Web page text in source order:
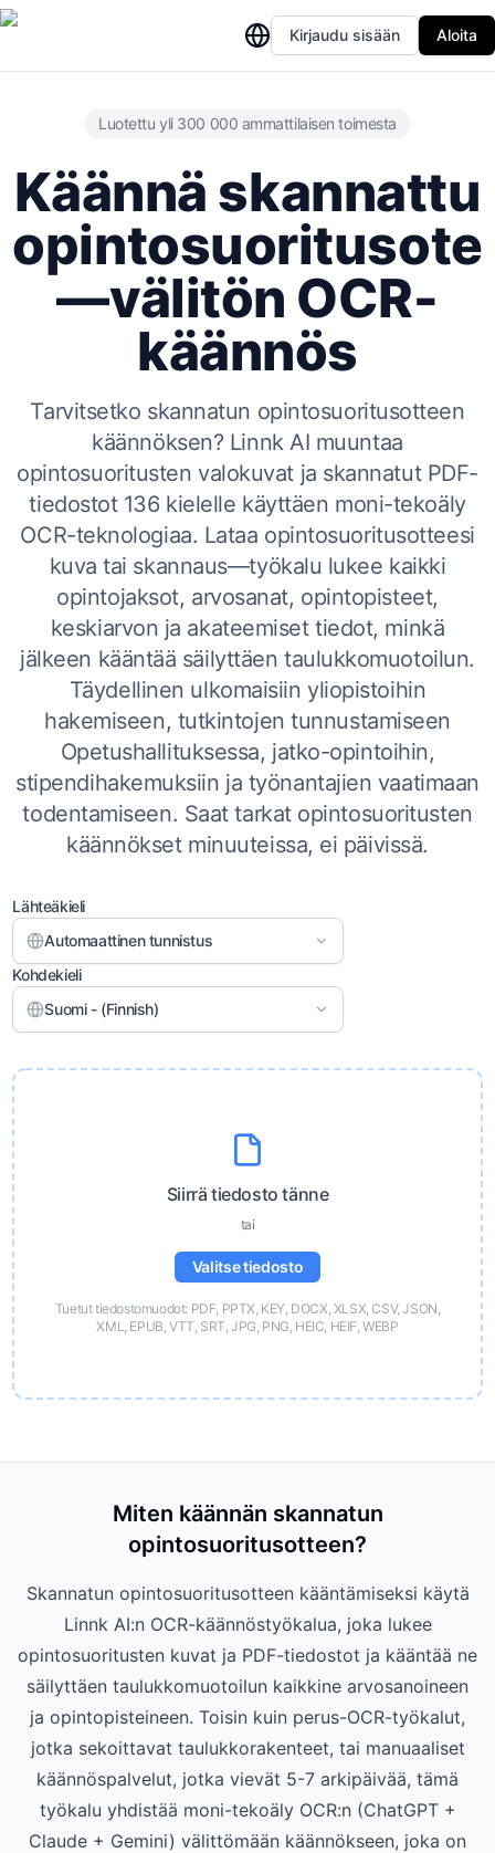
Kirjaudu sisään Aloita
Luotettu yli 300 000 ammattilaisen toimesta
Käännä skannattu
opintosuoritusote
—välitön OCR-
käännös
Tarvitsetko skannatun opintosuoritusotteen
käännöksen? Linnk AI muuntaa
opintosuoritusten valokuvat ja skannatut PDF-
tiedostot 136 kielelle käyttäen moni-tekoäly
OCR-teknologiaa. Lataa opintosuoritusotteesi
kuva tai skannaus—työkalu lukee kaikki
opintojaksot, arvosanat, opintopisteet,
keskiarvon ja akateemiset tiedot, minkä
jälkeen kääntää säilyttäen taulukkomuotoilun.
Täydellinen ulkomaisiin yliopistoihin
hakemiseen, tutkintojen tunnustamiseen
Opetushallituksessa, jatko-opintoihin,
stipendihakemuksiin ja työnantajien vaatimaan
todentamiseen. Saat tarkat opintosuoritusten
käännökset minuuteissa, ei päivissä.
Lähteäkieli
Automaattinen tunnistus
Kohdekieli
Suomi - (Finnish)
Siirrä tiedosto tänne
tai
Valitse tiedosto
Tuetut tiedostomuodot: PDF, PPTX, KEY, DOCX, XLSX, CSV, JSON,
XML, EPUB, VTT, SRT, JPG, PNG, HEIC, HEIF, WEBP
Miten käännän skannatun
opintosuoritusotteen?
Skannatun opintosuoritusotteen kääntämiseksi käytä
Linnk AI:n OCR-käännöstyökalua, joka lukee
opintosuoritusten kuvat ja PDF-tiedostot ja kääntää ne
säilyttäen taulukkomuotoilun kaikkine arvosanoineen
ja opintopisteineen. Toisin kuin perus-OCR-työkalut,
jotka sekoittavat taulukkorakenteet, tai manuaaliset
käännöspalvelut, jotka vievät 5-7 arkipäivää, tämä
työkalu yhdistää moni-tekoäly OCR:n (ChatGPT +
Claude + Gemini) välittömään käännökseen, joka on